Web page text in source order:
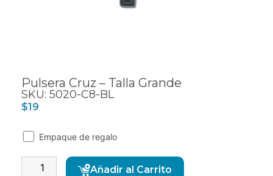
Pulsera Cruz – Talla Grande
SKU: 5020-C8-BL
$19
Empaque de regalo
Añadir al Carrito